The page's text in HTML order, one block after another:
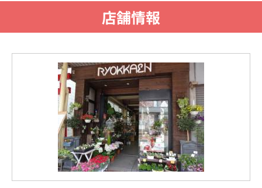
店舗情報